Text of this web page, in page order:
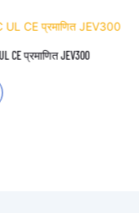
CE प्रमाणित JEV300